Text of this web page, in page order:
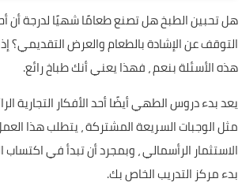
هل تحبين الطبخ هل تصنع طعامًا شهيًا لدرجة أن
التوقف عن الإشادة بالطعام والعرض التقديمي؟
هذه الأسئلة بنعم ، فهذا يعني أنك طباخ رائع.
يعد بدء دروس الطهي أيضًا أحد الأفكار التجارية
مثل الوجبات السريعة المشتركة ، يتطلب هذا
الاستثمار الرأسمالي ، وبمجرد أن تبدأ في
بدء مركز التدريب الخاص بك.